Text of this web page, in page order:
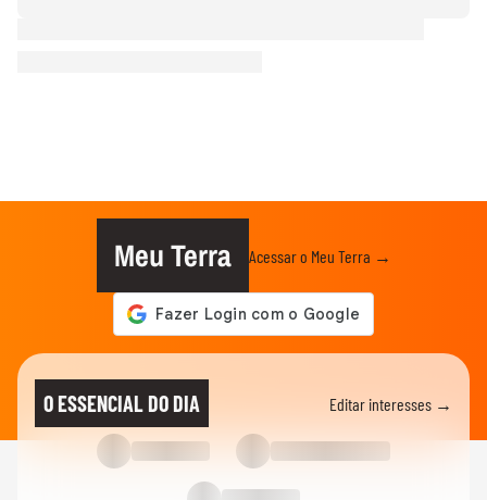
Meu Terra Acessar o Meu Terra →
O ESSENCIAL DO DIA Editar interesses →